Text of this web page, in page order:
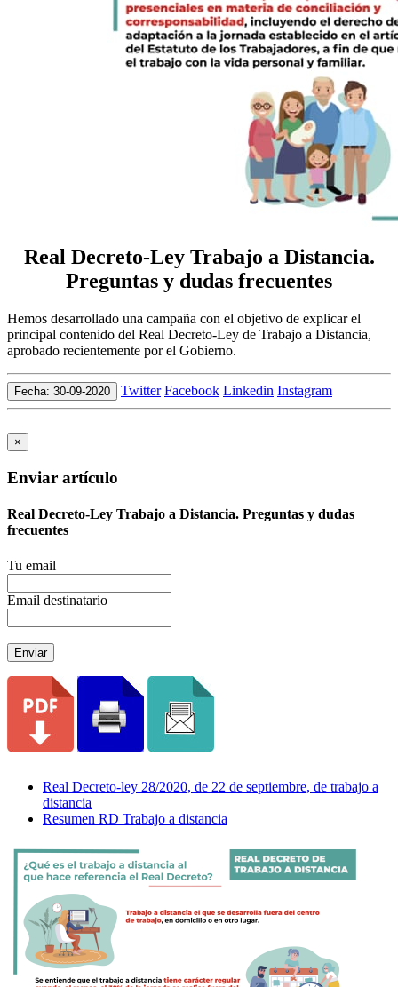
Real Decreto-Ley Trabajo a Distancia.
Preguntas y dudas frecuentes
Hemos desarrollado una campaña con el objetivo de explicar el
principal contenido del Real Decreto-Ley de Trabajo a Distancia,
aprobado recientemente por el Gobierno.
Fecha: 30-09-2020 Twitter Facebook Linkedin Instagram
×
Enviar artículo
Real Decreto-Ley Trabajo a Distancia. Preguntas y dudas
frecuentes
Tu email
Email destinatario
Enviar
Real Decreto-ley 28/2020, de 22 de septiembre, de trabajo a
distancia
Resumen RD Trabajo a distancia